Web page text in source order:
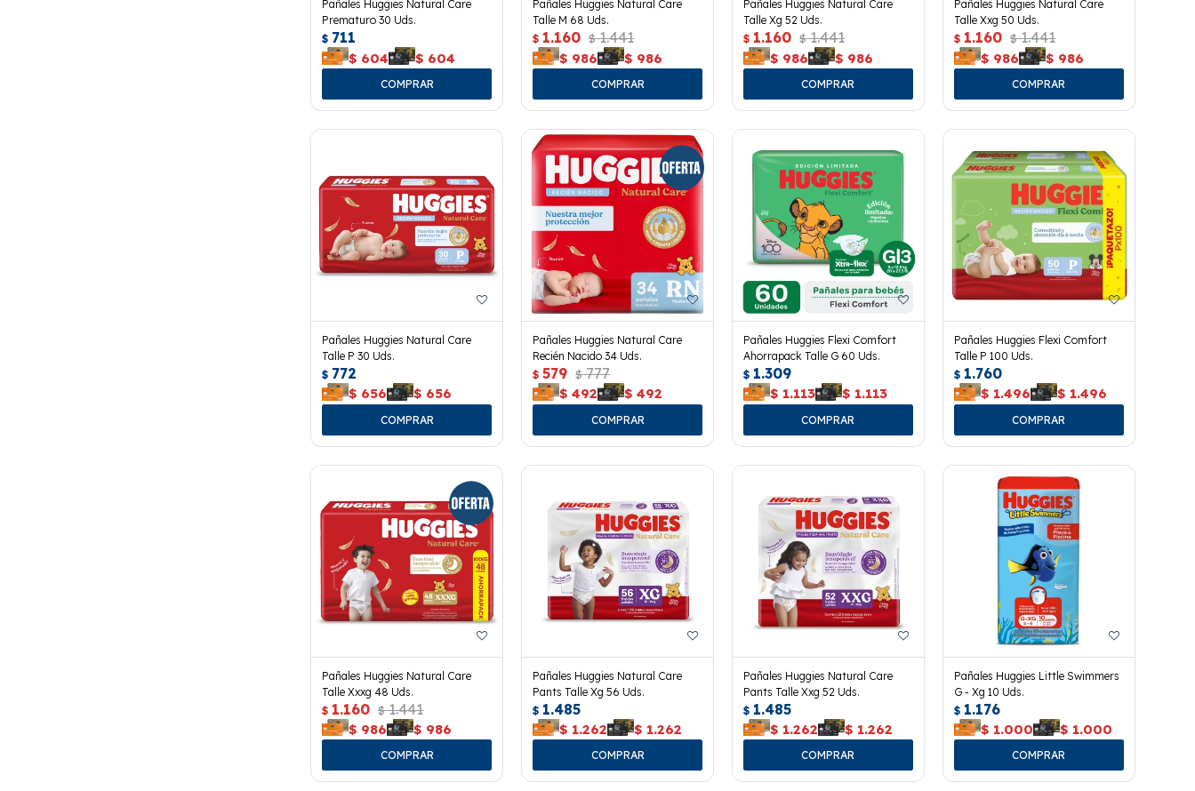
Pañales Huggies Natural Care
Prematuro 30 Uds.
$ 711
$ 604 $ 604
Pañales Huggies Natural Care
Talle M 68 Uds.
$ 1.160 $ 1.441
$ 986 $ 986
Pañales Huggies Natural Care
Talle Xg 52 Uds.
$ 1.160 $ 1.441
$ 986 $ 986
Pañales Huggies Natural Care
Talle Xxg 50 Uds.
$ 1.160 $ 1.441
$ 986 $ 986
Pañales Huggies Natural Care
Talle P 30 Uds.
$ 772
$ 656 $ 656
Pañales Huggies Natural Care
Recién Nacido 34 Uds.
$ 579 $ 777
$ 492 $ 492
Pañales Huggies Flexi Comfort
Ahorrapack Talle G 60 Uds.
$ 1.309
$ 1.113 $ 1.113
Pañales Huggies Flexi Comfort
Talle P 100 Uds.
$ 1.760
$ 1.496 $ 1.496
Pañales Huggies Natural Care
Talle Xxxg 48 Uds.
$ 1.160 $ 1.441
$ 986 $ 986
Pañales Huggies Natural Care
Pants Talle Xg 56 Uds.
$ 1.485
$ 1.262 $ 1.262
Pañales Huggies Natural Care
Pants Talle Xxg 52 Uds.
$ 1.485
$ 1.262 $ 1.262
Pañales Huggies Little Swimmers
G - Xg 10 Uds.
$ 1.176
$ 1.000 $ 1.000